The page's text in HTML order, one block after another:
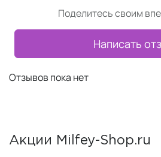
Поделитесь своим
Написать
Отзывов пока нет
Акции Milfey-Shop.ru